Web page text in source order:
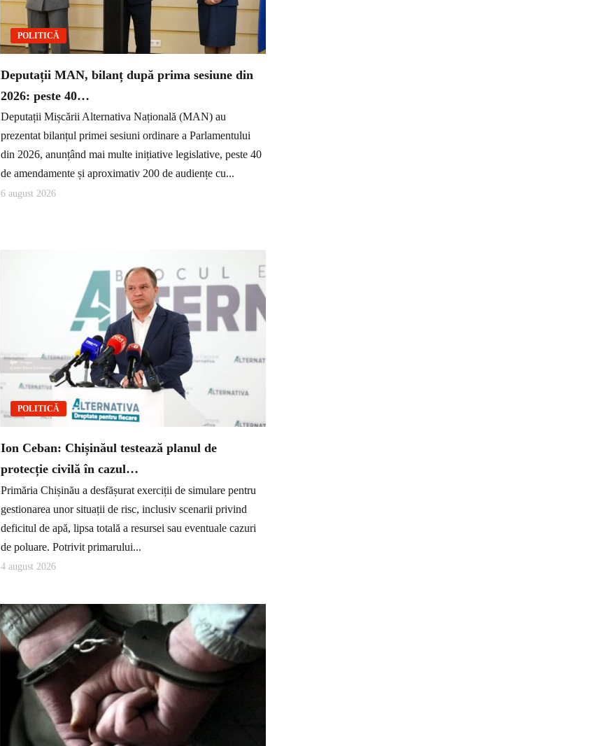
POLITICĂ
Deputații MAN, bilanț după prima sesiune din
2026: peste 40…
Deputații Mișcării Alternativa Națională (MAN) au
prezentat bilanțul primei sesiuni ordinare a Parlamentului
din 2026, anunțând mai multe inițiative legislative, peste 40
de amendamente și aproximativ 200 de audiențe cu...
6 august 2026
POLITICĂ
Ion Ceban: Chișinăul testează planul de
protecție civilă în cazul…
Primăria Chișinău a desfășurat exerciții de simulare pentru
gestionarea unor situații de risc, inclusiv scenarii privind
deficitul de apă, lipsa totală a resursei sau eventuale cazuri
de poluare. Potrivit primarului...
4 august 2026